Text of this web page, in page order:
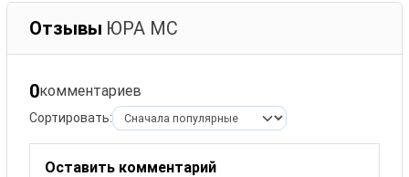
Отзывы ЮРА МС
0комментариев
Сортировать:
Оставить комментарий